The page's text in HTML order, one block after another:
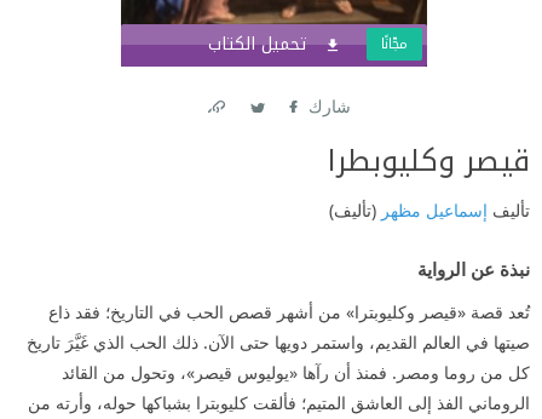
تحميل الكتاب مجّانًا
شارك
قيصر وكليوبطرا
تأليف إسماعيل مظهر (تأليف)
نبذة عن الرواية
تُعد قصة «قيصر وكليوبترا» من أشهر قصص الحب في التاريخ؛ فقد ذاع
صيتها في العالم القديم، واستمر دويها حتى الآن. ذلك الحب الذي غَيَّرَ تاريخ
كل من روما ومصر. فمنذ أن رآها «يوليوس قيصر»، وتحول من القائد
الروماني الفذ إلى العاشق المتيم؛ فألقت كليوبترا بشباكها حوله، وأرته من